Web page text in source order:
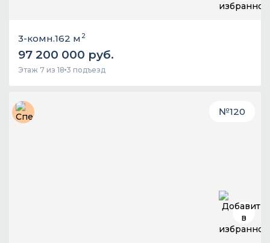
3-комн.162 м 2
97 200 000 руб.
Этаж 7 из 18 3 подъезд
№120